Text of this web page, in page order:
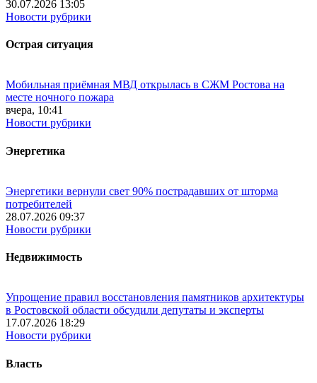
30.07.2026 13:05
Новости рубрики
Острая ситуация
Мобильная приёмная МВД открылась в СЖМ Ростова на
месте ночного пожара
вчера, 10:41
Новости рубрики
Энергетика
Энергетики вернули свет 90% пострадавших от шторма
потребителей
28.07.2026 09:37
Новости рубрики
Недвижимость
Упрощение правил восстановления памятников архитектуры
в Ростовской области обсудили депутаты и эксперты
17.07.2026 18:29
Новости рубрики
Власть